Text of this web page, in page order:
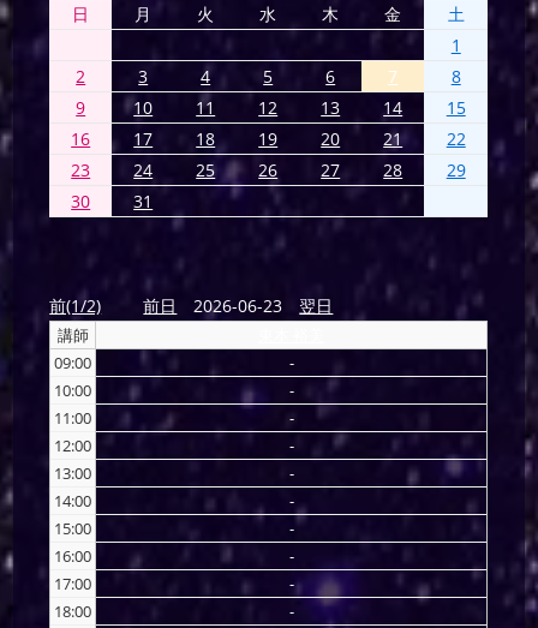
日
月 火 水 木 金
土
1
2
3 4 5 6 7
8
9
10 11 12 13 14
15
16
17 18 19 20 21
22
23
24 25 26 27 28
29
30
31
前(1/2) 前日 2026-06-23 翌日
講師
09:00
-
10:00
-
11:00
-
12:00
-
13:00
-
14:00
-
15:00
-
16:00
-
17:00
-
18:00
-